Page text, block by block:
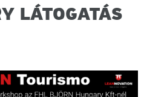
LÁTOGATÁS